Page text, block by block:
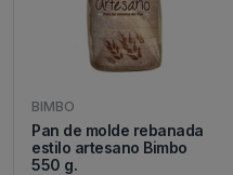
BIMBO
Pan de molde rebanada
estilo artesano Bimbo
550 g.